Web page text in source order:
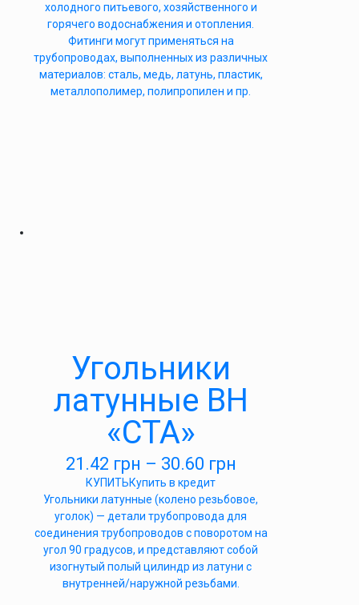
холодного питьевого, хозяйственного и
горячего водоснабжения и отопления.
Фитинги могут применяться на
трубопроводах, выполненных из различных
материалов: сталь, медь, латунь, пластик,
металлополимер, полипропилен и пр.
Угольники
латунные ВН
«СТА»
21.42 грн – 30.60 грн
КУПИТЬКупить в кредит
Угольники латунные (колено резьбовое,
уголок) — детали трубопровода для
соединения трубопроводов с поворотом на
угол 90 градусов, и представляют собой
изогнутый полый цилиндр из латуни с
внутренней/наружной резьбами.